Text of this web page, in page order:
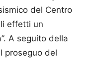
del Centro
effetti un
A seguito della
proseguo del